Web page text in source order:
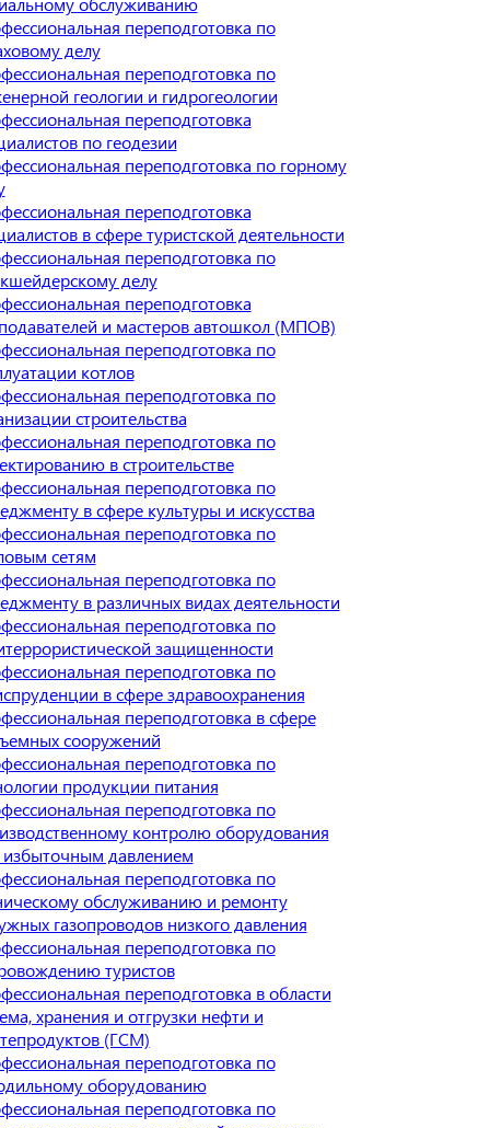
переподготовка по
делу
переподготовка по
геологии и гидрогеологии
переподготовка
по геодезии
переподготовка по горному
переподготовка
в сфере туристской деятельности
переподготовка по
делу
переподготовка
и мастеров автошкол (МПОВ)
переподготовка по
котлов
переподготовка по
строительства
переподготовка по
в строительстве
переподготовка по
в сфере культуры и искусства
переподготовка по
сетям
переподготовка по
в различных видах деятельности
переподготовка по
защищенности
переподготовка по
в сфере здравоохранения
переподготовка в сфере
сооружений
переподготовка по
продукции питания
переподготовка по
контролю оборудования
давлением
переподготовка по
обслуживанию и ремонту
газопроводов низкого давления
переподготовка по
туристов
переподготовка в области
хранения и отгрузки нефти и
(ГСМ)
переподготовка по
оборудованию
переподготовка по